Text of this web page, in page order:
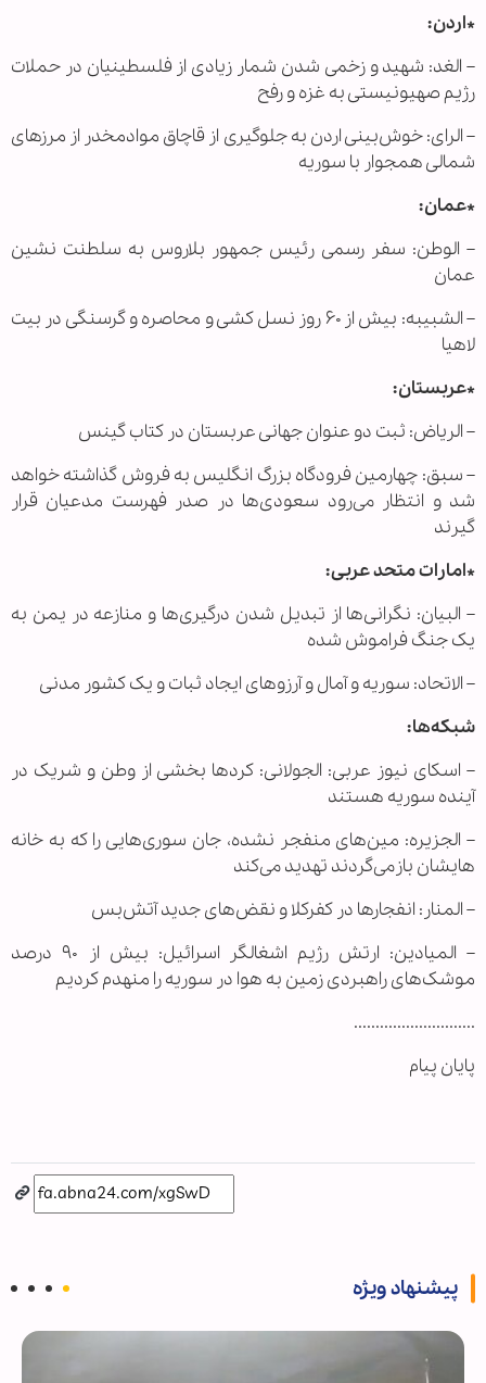
*اردن:
– الغد: شهید و زخمی شدن شمار زیادی از فلسطینیان در حملات
رژیم صهیونیستی به غزه و رفح
– الرای: خوش‌بینی اردن به جلوگیری از قاچاق موادمخدر از مرزهای
شمالی همجوار با سوریه
*عمان:
– الوطن: سفر رسمی رئیس جمهور بلاروس به سلطنت نشین
عمان
– الشبیبه: بیش از ۶۰ روز نسل کشی و محاصره و گرسنگی در بیت
لاهیا
*عربستان:
– الریاض: ثبت دو عنوان جهانی عربستان در کتاب گینس
– سبق: چهارمین فرودگاه بزرگ انگلیس به فروش گذاشته خواهد
شد و انتظار می‌رود سعودی‌ها در صدر فهرست مدعیان قرار
گیرند
*امارات متحد عربی:
– البیان: نگرانی‌ها از تبدیل شدن درگیری‌ها و منازعه در یمن به
یک جنگ فراموش شده
– الاتحاد: سوریه و آمال و آرزو‌های ایجاد ثبات و یک کشور مدنی
شبکه‌ها:
– اسکای نیوز عربی: الجولانی: کرد‌ها بخشی از وطن و شریک در
آینده سوریه هستند
– الجزیره: مین‌های منفجر نشده، جان سوری‌هایی را که به خانه
هایشان بازمی‌گردند تهدید می‌کند
– المنار: انفجار‌ها در کفرکلا و نقض‌های جدید آتش‌بس
– المیادین: ارتش رژیم اشغالگر اسرائیل: بیش از ۹۰ درصد
موشک‌های راهبردی زمین به هوا در سوریه را منهدم کردیم
............................
پایان پیام
پیشنهاد ویژه